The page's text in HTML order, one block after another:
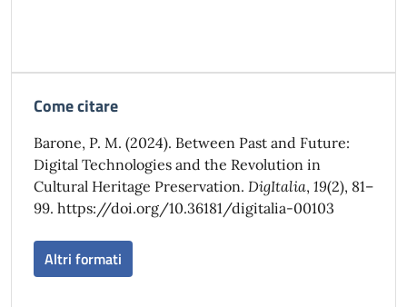
Come citare
Barone, P. M. (2024). Between Past and Future:
Digital Technologies and the Revolution in
Cultural Heritage Preservation. DigItalia, 19(2), 81–
99. https://doi.org/10.36181/digitalia-00103
Altri formati